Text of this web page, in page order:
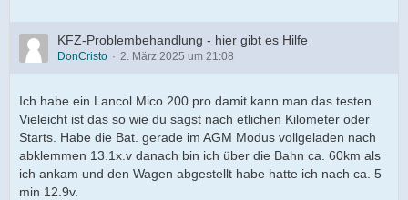
KFZ-Problembehandlung - hier gibt es Hilfe
DonCristo 2. März 2025 um 21:08
Ich habe ein Lancol Mico 200 pro damit kann man das testen.
Vieleicht ist das so wie du sagst nach etlichen Kilometer oder
Starts. Habe die Bat. gerade im AGM Modus vollgeladen nach
abklemmen 13.1x.v danach bin ich über die Bahn ca. 60km als
ich ankam und den Wagen abgestellt habe hatte ich nach ca. 5
min 12.9v.